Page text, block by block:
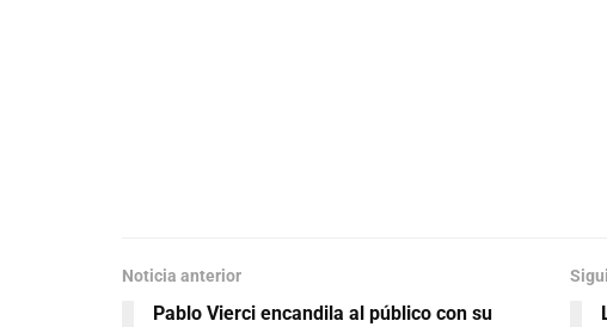
Noticia anterior
Pablo Vierci encandila al público con su